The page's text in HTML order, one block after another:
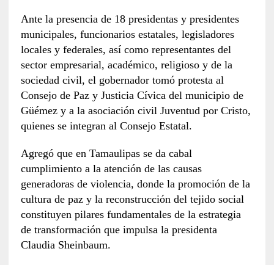
Ante la presencia de 18 presidentas y presidentes
municipales, funcionarios estatales, legisladores
locales y federales, así como representantes del
sector empresarial, académico, religioso y de la
sociedad civil, el gobernador tomó protesta al
Consejo de Paz y Justicia Cívica del municipio de
Güémez y a la asociación civil Juventud por Cristo,
quienes se integran al Consejo Estatal.
Agregó que en Tamaulipas se da cabal
cumplimiento a la atención de las causas
generadoras de violencia, donde la promoción de la
cultura de paz y la reconstrucción del tejido social
constituyen pilares fundamentales de la estrategia
de transformación que impulsa la presidenta
Claudia Sheinbaum.